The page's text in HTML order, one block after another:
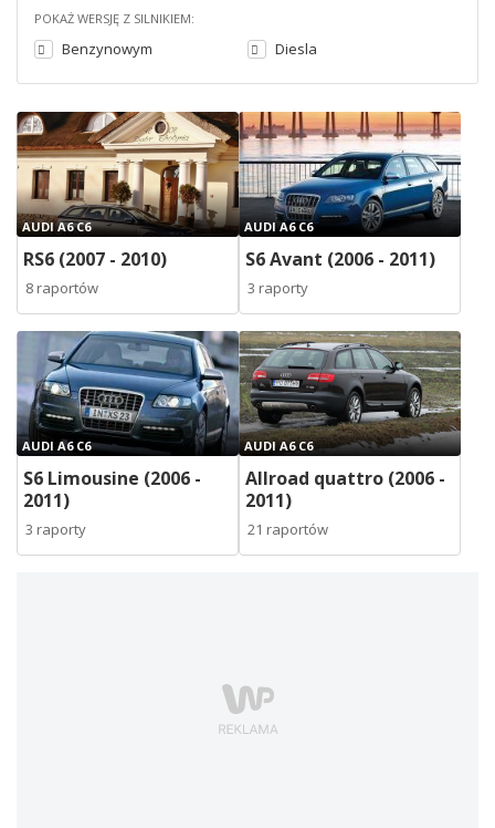
POKAŻ WERSJĘ Z SILNIKIEM:
Benzynowym Diesla
AUDI A6 C6
RS6 (2007 - 2010)
8 raportów
AUDI A6 C6
S6 Avant (2006 - 2011)
3 raporty
AUDI A6 C6
S6 Limousine (2006 -
2011)
3 raporty
AUDI A6 C6
Allroad quattro (2006 -
2011)
21 raportów